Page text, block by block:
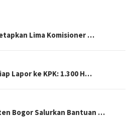
Lima Komisioner …
Lapor ke KPK: 1.300 H…
Bogor Salurkan Bantuan …